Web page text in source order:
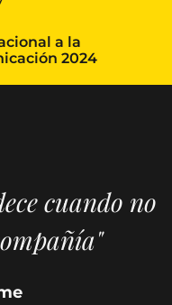
a la
2024
cuando no